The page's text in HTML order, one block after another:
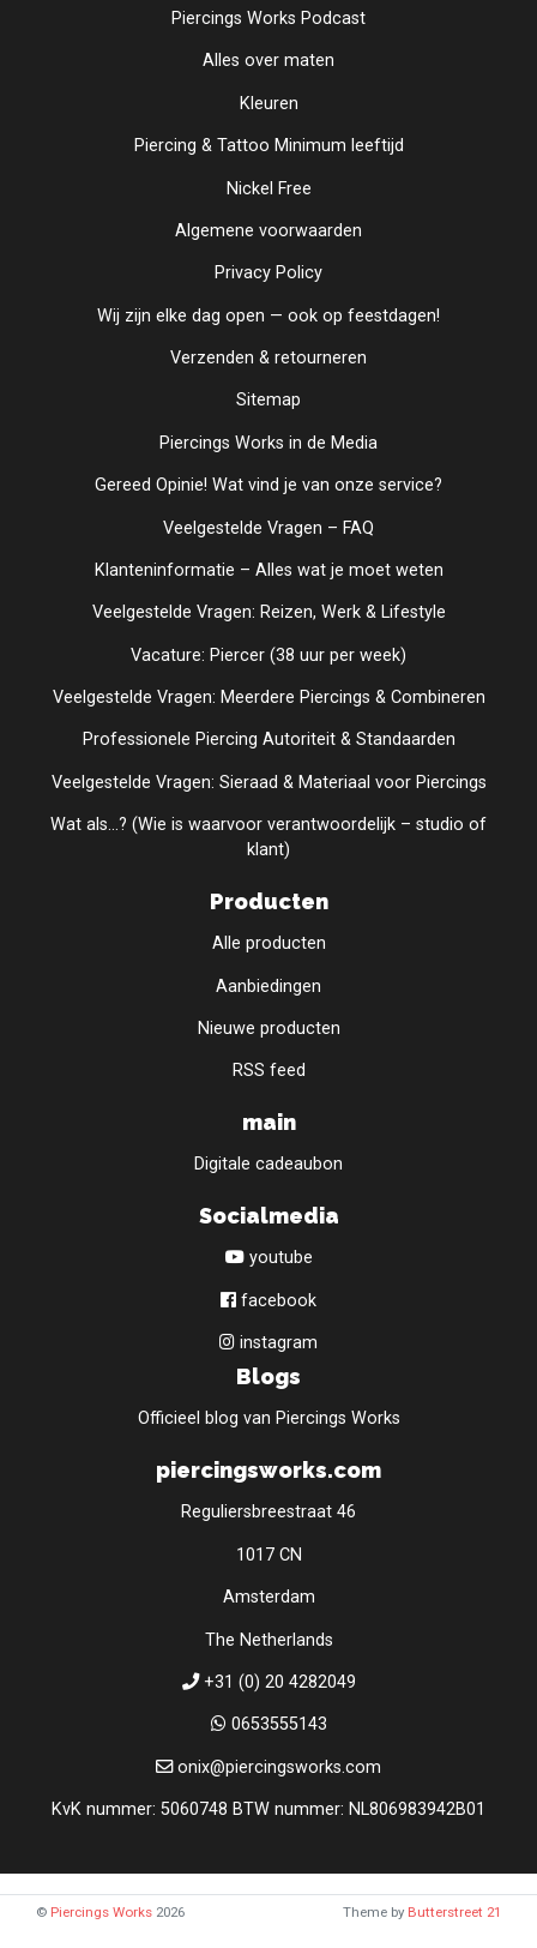
Piercings Works Podcast
Alles over maten
Kleuren
Piercing & Tattoo Minimum leeftijd
Nickel Free
Algemene voorwaarden
Privacy Policy
Wij zijn elke dag open — ook op feestdagen!
Verzenden & retourneren
Sitemap
Piercings Works in de Media
Gereed Opinie! Wat vind je van onze service?
Veelgestelde Vragen – FAQ
Klanteninformatie – Alles wat je moet weten
Veelgestelde Vragen: Reizen, Werk & Lifestyle
Vacature: Piercer (38 uur per week)
Veelgestelde Vragen: Meerdere Piercings & Combineren
Professionele Piercing Autoriteit & Standaarden
Veelgestelde Vragen: Sieraad & Materiaal voor Piercings
Wat als...? (Wie is waarvoor verantwoordelijk – studio of
klant)
Producten
Alle producten
Aanbiedingen
Nieuwe producten
RSS feed
main
Digitale cadeaubon
Socialmedia
youtube
facebook
instagram
Blogs
Officieel blog van Piercings Works
piercingsworks.com
Reguliersbreestraat 46
1017 CN
Amsterdam
The Netherlands
+31 (0) 20 4282049
0653555143
onix@piercingsworks.com
KvK nummer: 5060748 BTW nummer: NL806983942B01
© Piercings Works 2026 Theme by Butterstreet 21